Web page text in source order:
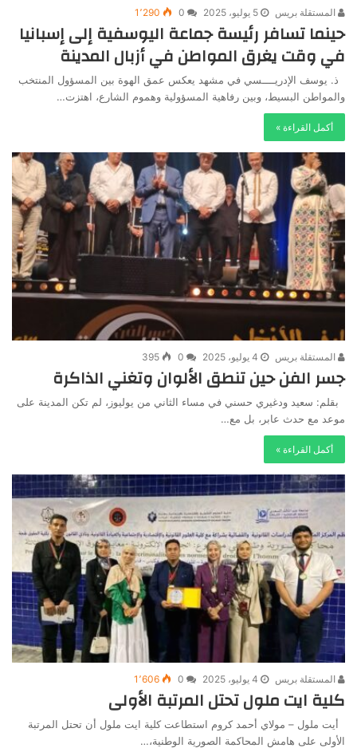
المستقلة بريس 5 يوليو، 2025 0 1٬290
حينما تسافر رئيسة جماعة اليوسفية إلى إسبانيا
في وقت يغرق المواطن في أزبال المدينة
ذ. يوسف الإدريــــسي في مشهد يعكس عمق الهوة بين المسؤول المنتخب
والمواطن البسيط، وبين رفاهية المسؤولية وهموم الشارع، اهتزت…
أكمل القراءة »
المستقلة بريس 4 يوليو، 2025 0
395
جسر الفن حين تنطق الألوان وتغني الذاكرة
بقلم: سعيد ودغيري حسني في مساء الثاني من يوليوز، لم تكن المدينة على
موعد مع حدث عابر، بل مع…
أكمل القراءة »
المستقلة بريس 4 يوليو، 2025 0 1٬606
كلية ايت ملول تحتل المرتبة الأولى
أيت ملول – مولاي أحمد كروم استطاعت كلية ايت ملول أن تحتل المرتبة
الأولى على هامش المحاكمة الصورية الوطنية،…